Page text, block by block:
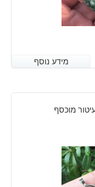
מידע נוסף
מידע נוסף
מוכסף